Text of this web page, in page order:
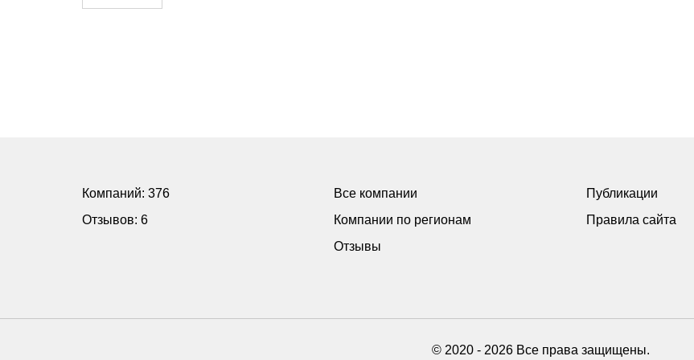
Компаний: 376
Отзывов: 6
Все компании
Компании по регионам
Отзывы
Публикации
Правила сайта
© 2020 - 2026 Все права защищены.